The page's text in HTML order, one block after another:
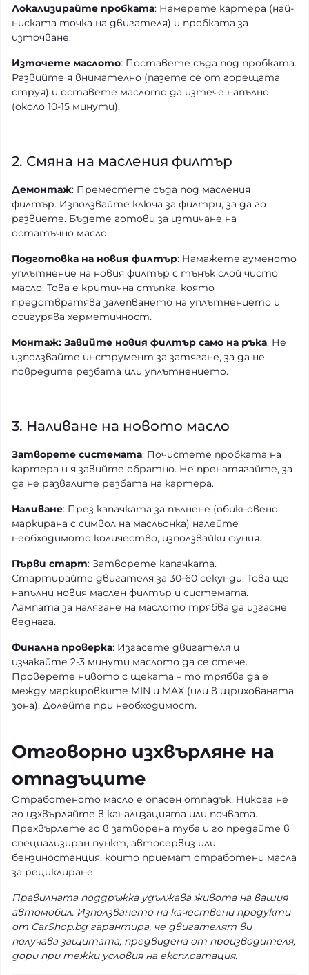
Локализирайте пробката: Намерете картера (най-
ниската точка на двигателя) и пробката за
източване.
Източете маслото: Поставете съда под пробката.
Развийте я внимателно (пазете се от горещата
струя) и оставете маслото да изтече напълно
(около 10-15 минути).
2. Смяна на масления филтър
Демонтаж: Преместете съда под масления
филтър. Използвайте ключа за филтри, за да го
развиете. Бъдете готови за изтичане на
остатъчно масло.
Подготовка на новия филтър: Намажете гуменото
уплътнение на новия филтър с тънък слой чисто
масло. Това е критична стъпка, която
предотвратява залепването на уплътнението и
осигурява херметичност.
Монтаж: Завийте новия филтър само на ръка. Не
използвайте инструмент за затягане, за да не
повредите резбата или уплътнението.
3. Наливане на новото масло
Затворете системата: Почистете пробката на
картера и я завийте обратно. Не пренатягайте, за
да не развалите резбата на картера.
Наливане: През капачката за пълнене (обикновено
маркирана с символ на масльонка) налейте
необходимото количество, използвайки фуния.
Първи старт: Затворете капачката.
Стартирайте двигателя за 30-60 секунди. Това ще
напълни новия маслен филтър и системата.
Лампата за налягане на маслото трябва да изгасне
веднага.
Финална проверка: Изгасете двигателя и
изчакайте 2-3 минути маслото да се стече.
Проверете нивото с щеката – то трябва да е
между маркировките MIN и MAX (или в щрихованата
зона). Долейте при необходимост.
Отговорно изхвърляне на
отпадъците
Отработеното масло е опасен отпадък. Никога не
го изхвърляйте в канализацията или почвата.
Прехвърлете го в затворена туба и го предайте в
специализиран пункт, автосервиз или
бензиностанция, които приемат отработени масла
за рециклиране.
Правилната поддръжка удължава живота на вашия
автомобил. Използването на качествени продукти
от CarShop.bg гарантира, че двигателят ви
получава защитата, предвидена от производителя,
дори при тежки условия на експлоатация.